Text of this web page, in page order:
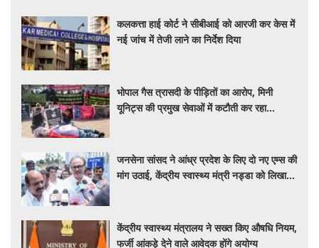
कलकत्ता हाई कोर्ट ने सीबीआई को आरजी कर केस में
नई जांच में तेजी लाने का निर्देश दिया
भोपाल गैस त्रासदी के पीड़ितों का आरोप, मिनी
यूनिट्स की प्रमुख सेवाओं में कटौती कर रहा
जनसेना सांसद ने आंध्र प्रदेश के लिए दो नए एम्स की
मांग उठाई, केंद्रीय स्वास्थ्य मंत्री नड्डा को लिखा
केंद्रीय स्वास्थ्य मंत्रालय ने सख्त किए औषधि नियम,
फर्जी आंकड़े देने वाले आवेदक होंगे अयोग्य